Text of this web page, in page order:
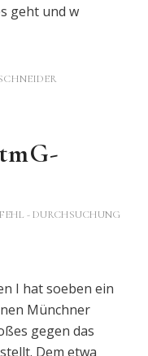
geht und w
- DURCHSUCHUNG
I hat soeben ein
Münchner
gegen das
Dem etwa